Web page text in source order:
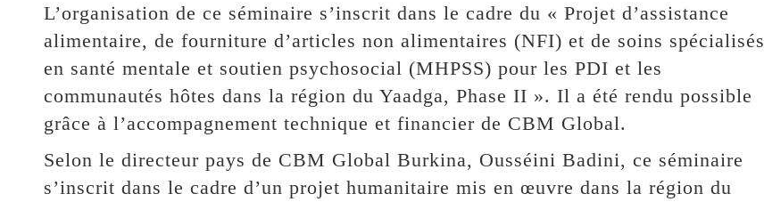
L’organisation de ce séminaire s’inscrit dans le cadre du « Projet d’assistance
alimentaire, de fourniture d’articles non alimentaires (NFI) et de soins spécialisés
en santé mentale et soutien psychosocial (MHPSS) pour les PDI et les
communautés hôtes dans la région du Yaadga, Phase II ». Il a été rendu possible
grâce à l’accompagnement technique et financier de CBM Global.
Selon le directeur pays de CBM Global Burkina, Ousséini Badini, ce séminaire
s’inscrit dans le cadre d’un projet humanitaire mis en œuvre dans la région du